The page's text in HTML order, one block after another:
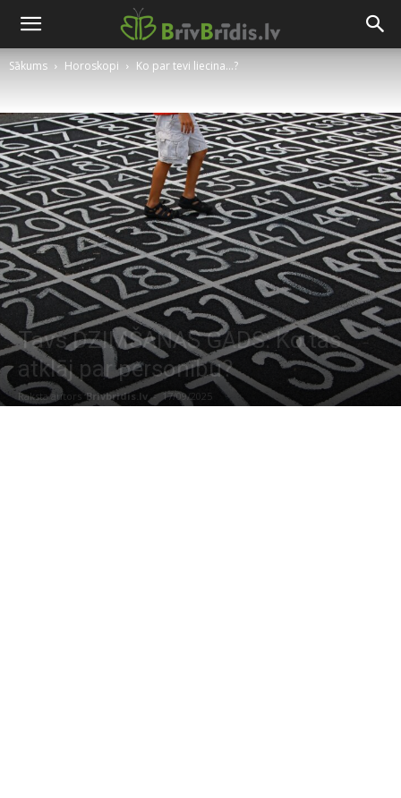
Sākums Horoskopi Ko par tevi liecina...?
Tavs DZIMŠANAS GADS: Ko tas
atklāj par personību?
Raksta autors Brivbridis.lv - 17/09/2025